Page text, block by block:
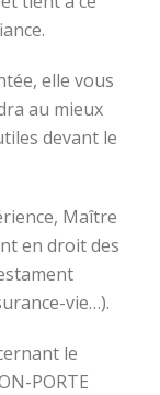
elle vous
au mieux
devant le
Maître
en droit des
vie…).
le
PORTE